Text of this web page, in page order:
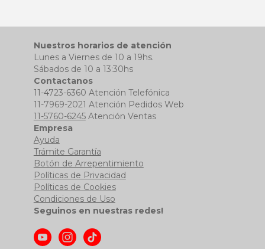
Nuestros horarios de atención
Lunes a Viernes de 10 a 19hs.
Sábados de 10 a 13:30hs
Contactanos
11-4723-6360 Atención Telefónica
11-7969-2021 Atención Pedidos Web
11-5760-6245Atención Ventas
Empresa
Ayuda
Trámite Garantía
Botón de Arrepentimiento
Políticas de Privacidad
Políticas de Cookies
Condiciones de Uso
Seguinos en nuestras redes!